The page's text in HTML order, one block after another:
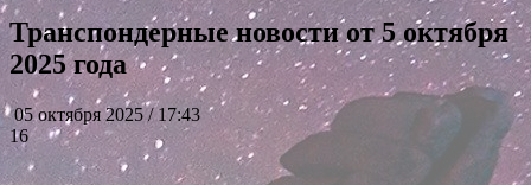
Транспондерные новости от 5 октября
2025 года
05 октября 2025 / 17:43
16